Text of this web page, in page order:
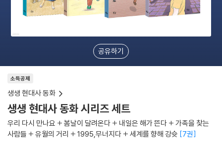
공유하기
소득공제
생생 현대사 동화
생생 현대사 동화 시리즈 세트
우리 다시 만나요 + 봄날이 달려온다 + 내일은 해가 뜬다 + 가족을 찾는
사람들 + 유월의 거리 + 1995,무너지다 + 세계를 향해 강슛 7권